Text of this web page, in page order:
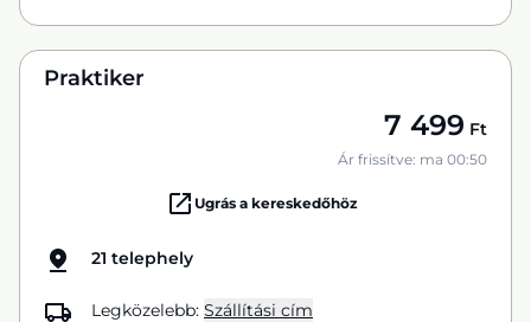
Praktiker
7 499 Ft
Ár frissítve: ma 00:50
Ugrás a kereskedőhöz
21 telephely
Legközelebb: Szállítási cím